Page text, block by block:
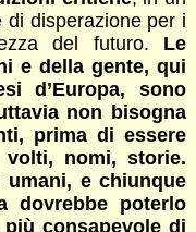
disperazione per i
del futuro. Le
e della gente, qui
d’Europa, sono
non bisogna
prima di essere
volti, nomi, storie.
umani, e chiunque
dovrebbe poterlo
consapevole di